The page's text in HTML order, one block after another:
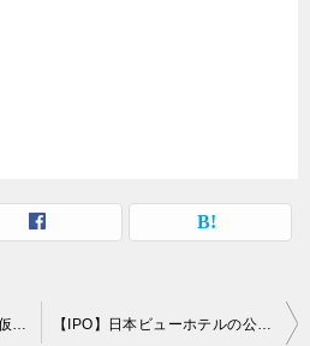
【IPO】鳥貴族の公開価格は仮条件の「上限」2,800円で決定 【IPO】日本ビューホテルの公開価格は仮条件の「上限」2,200円で決定